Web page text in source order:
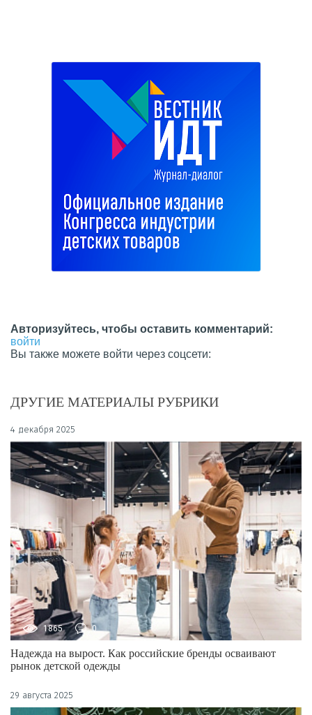
Авторизуйтесь, чтобы оставить комментарий:
войти
Вы также можете войти через соцсети:
ДРУГИЕ МАТЕРИАЛЫ РУБРИКИ
4 декабря 2025
1865 0
Надежда на вырост. Как российские бренды осваивают
рынок детской одежды
29 августа 2025